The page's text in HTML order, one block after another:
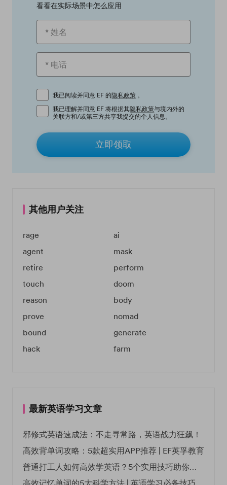
看看在实际场景中怎么应用
我已阅读并同意 EF 的隐私政策 。
我已理解并同意 EF 将根据其隐私政策与境内外的
关联方和/或第三方共享我提交的个人信息。
立即领取
其他用户关注
rage
ai
agent
mask
retire
perform
touch
doom
reason
body
prove
nomad
bound
generate
hack
farm
最新英语学习文章
邪修式英语速成法：不走寻常路，英语战力狂飙！
高效背单词攻略：5款超实用APP推荐 | EF英孚教育
普通打工人如何高效学英语？5个实用技巧助你突破职场瓶颈